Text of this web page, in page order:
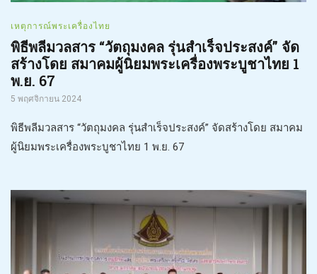
เหตุการณ์พระเครื่องไทย
พิธีพลีมวลสาร “วัตถุมงคล รุ่นสำเร็จประสงค์” จัด
สร้างโดย สมาคมผู้นิยมพระเครื่องพระบูชาไทย 1
พ.ย. 67
5 พฤศจิกายน 2024
พิธีพลีมวลสาร “วัตถุมงคล รุ่นสำเร็จประสงค์” จัดสร้างโดย สมาคม
ผู้นิยมพระเครื่องพระบูชาไทย 1 พ.ย. 67